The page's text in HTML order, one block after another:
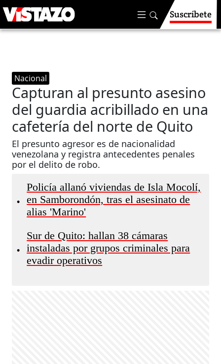
Suscríbete
Nacional
Capturan al presunto asesino
del guardia acribillado en una
cafetería del norte de Quito
El presunto agresor es de nacionalidad
venezolana y registra antecedentes penales
por el delito de robo.
•
Policía allanó viviendas de Isla Mocolí,
en Samborondón, tras el asesinato de
alias 'Marino'
•
Sur de Quito: hallan 38 cámaras
instaladas por grupos criminales para
evadir operativos